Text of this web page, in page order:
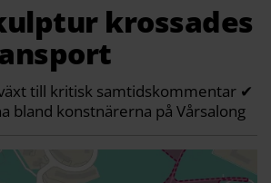
krossades
till kritisk samtidskommentar ✔
bland konstnärerna på Vårsalong